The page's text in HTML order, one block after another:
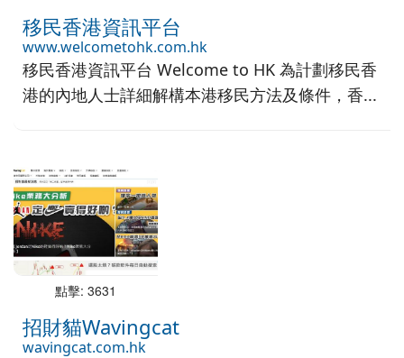
移民香港資訊平台
www.welcometohk.com.hk
移民香港資訊平台 Welcome to HK 為計劃移民香
港的內地人士詳細解構本港移民方法及條件，香...
點擊: 3631
招財貓Wavingcat
wavingcat.com.hk